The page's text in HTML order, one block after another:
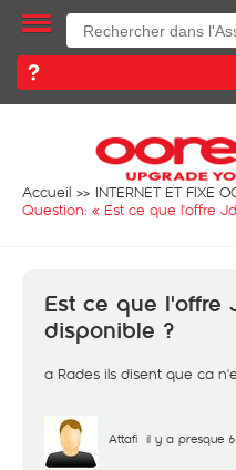
Accueil
INTERNET ET FIXE
Question: « Est ce que l'offre
Est ce que l'offre
disponible ?
a Rades ils disent que ca
Attafi il y a presque